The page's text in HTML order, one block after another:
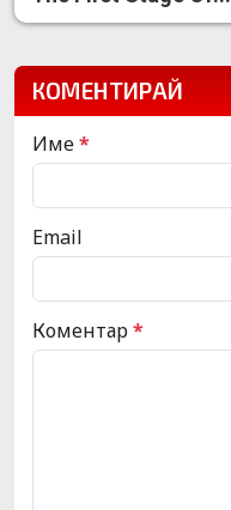
КОМЕНТИРАЙ
Име*
Email
Коментар*